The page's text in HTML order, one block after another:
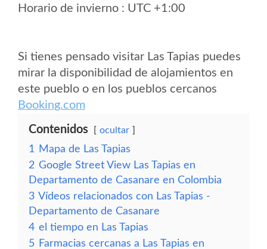
Horario de invierno : UTC +1:00
Si tienes pensado visitar Las Tapias puedes
mirar la disponibilidad de alojamientos en
este pueblo o en los pueblos cercanos
Booking.com
Contenidos ocultar
1
Mapa de Las Tapias
2 Google Street View Las Tapias en
Departamento de Casanare en Colombia
3 Vídeos relacionados con Las Tapias -
Departamento de Casanare
4 el tiempo en Las Tapias
5 Farmacias cercanas a Las Tapias en